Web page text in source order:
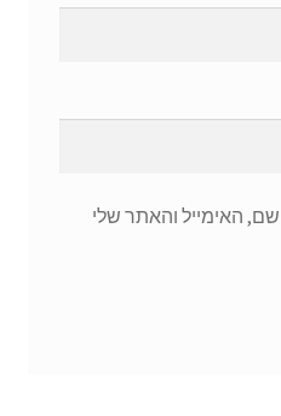
האימייל והאתר שלי